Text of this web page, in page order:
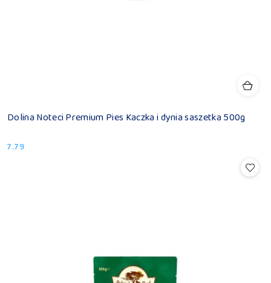
Dolina Noteci Premium Pies Kaczka i dynia saszetka 500g
Cena:
7.79